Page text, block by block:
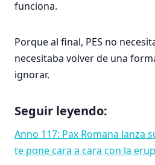
funciona.
Porque al final, PES no
necesitaba volver de una
ignorar.
Seguir leyendo:
Anno 117: Pax Romana lanza
te pone cara a cara con la